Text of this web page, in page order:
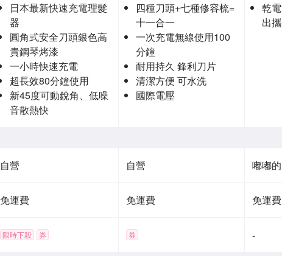
日本最新快速充電理髮
器
圓角式安全刀頭銀色高
貴鋼琴烤漆
一小時快速充電
超長效80分鐘使用
新45度可動銳角、低噪
音散熱快
四種刀頭+七種修容梳=
十一合一
一次充電無線使用100
分鐘
耐用持久 鋒利刀片
清潔方便 可水洗
國際電壓
乾
出
自營 自營 嘟嘟
免運費 免運費 免運費
限時下殺 券 券
-